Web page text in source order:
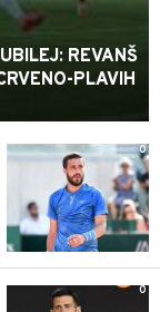
REVANŠ
PLAVIH
0
0